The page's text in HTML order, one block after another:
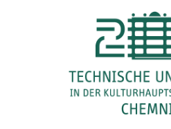
im
Schafpelz